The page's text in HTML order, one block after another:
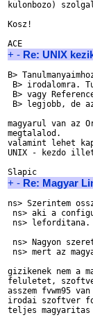
kulonbozo)
Kosz!
+ - Re: UNIX
B>
B> irodalomra.
B> vagy
B> legjobb, de
magyarul van az
megtalalod.
valamint lehet
UNIX - kezdo
+ - Re: Magyar
ns> Szerintem
ns> aki a
ns> leforditana.
ns> Nagyon
ns> mert az
gizikenek nem a
feluletet,
asszem fvwm95
irodai szoftver
teljes magyaritas